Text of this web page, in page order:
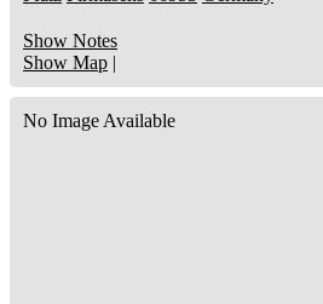
Show Notes
Show Map
No Image Available